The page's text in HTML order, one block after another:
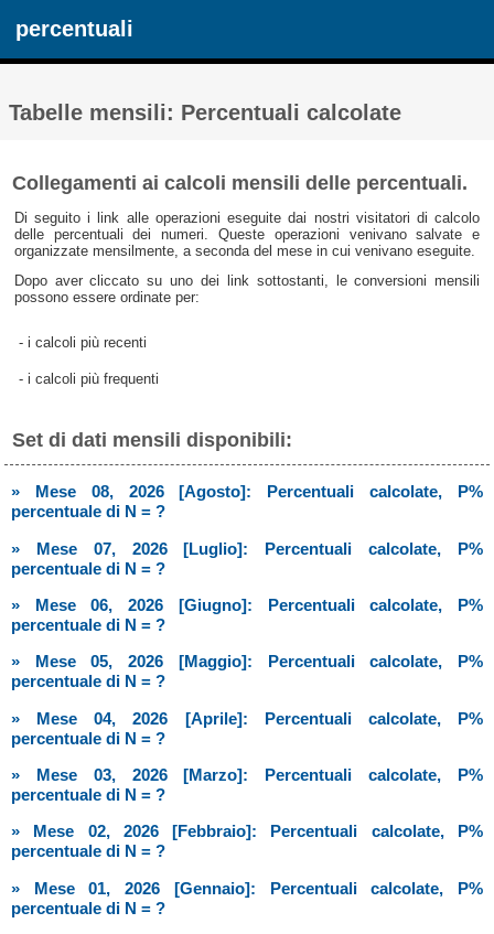
percentuali
Tabelle mensili: Percentuali calcolate
Collegamenti ai calcoli mensili delle percentuali.
Di seguito i link alle operazioni eseguite dai nostri visitatori di calcolo
delle percentuali dei numeri. Queste operazioni venivano salvate e
organizzate mensilmente, a seconda del mese in cui venivano eseguite.
Dopo aver cliccato su uno dei link sottostanti, le conversioni mensili
possono essere ordinate per:
- i calcoli più recenti
- i calcoli più frequenti
Set di dati mensili disponibili:
» Mese 08, 2026 [Agosto]: Percentuali calcolate, P%
percentuale di N = ?
» Mese 07, 2026 [Luglio]: Percentuali calcolate, P%
percentuale di N = ?
» Mese 06, 2026 [Giugno]: Percentuali calcolate, P%
percentuale di N = ?
» Mese 05, 2026 [Maggio]: Percentuali calcolate, P%
percentuale di N = ?
» Mese 04, 2026 [Aprile]: Percentuali calcolate, P%
percentuale di N = ?
» Mese 03, 2026 [Marzo]: Percentuali calcolate, P%
percentuale di N = ?
» Mese 02, 2026 [Febbraio]: Percentuali calcolate, P%
percentuale di N = ?
» Mese 01, 2026 [Gennaio]: Percentuali calcolate, P%
percentuale di N = ?